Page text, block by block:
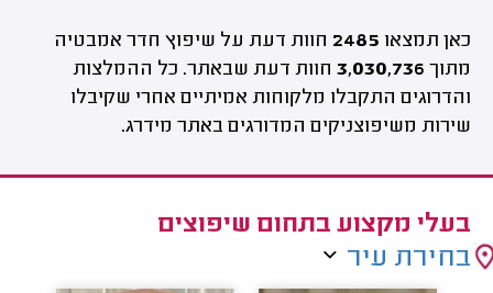
כאן תמצאו 2485 חוות דעת על שיפוץ חדר אמבטיה
מתוך 3,030,736 חוות דעת שבאתר. כל ההמלצות
והדרוגים התקבלו מלקוחות אמיתיים אחרי שקיבלו
שירות משיפוצניקים המדורגים באתר מידרג.
בעלי מקצוע בתחום שיפוצים
בחירת עיר